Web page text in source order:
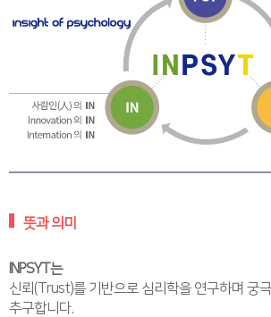
뜻과 의미
INPSYT는
신뢰(Trust)를 기반으로 심리학을 연구하며 궁
추구합니다.